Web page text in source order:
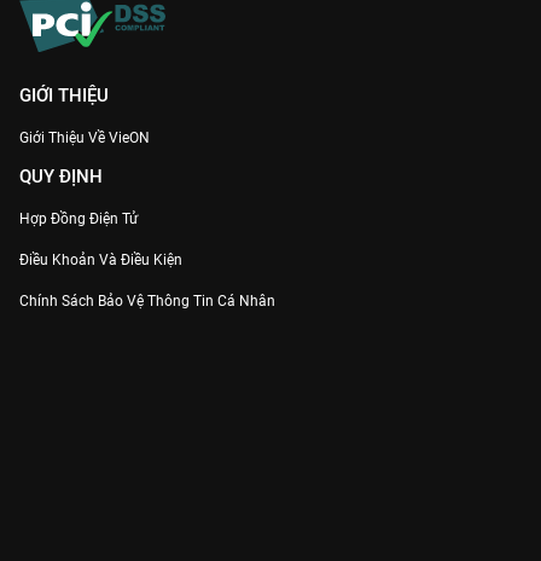
GIỚI THIỆU
Giới Thiệu Về VieON
QUY ĐỊNH
Hợp Đồng Điện Tử
Điều Khoản Và Điều Kiện
Chính Sách Bảo Vệ Thông Tin Cá Nhân